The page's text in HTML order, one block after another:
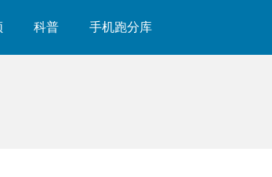
科普 手机跑分库